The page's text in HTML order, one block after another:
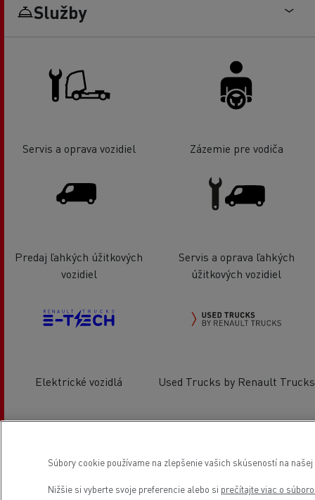
Služby
Servis a oprava vozidiel Zázemie pre vodiča
Predaj ľahkých úžitkových
vozidiel
Servis a oprava ľahkých
úžitkových vozidiel
Elektrické vozidlá Used Trucks by Renault Trucks
Súbory cookie používame na zlepšenie vašich skúseností na
Nižšie si vyberte svoje preferencie alebo si prečítajte viac o